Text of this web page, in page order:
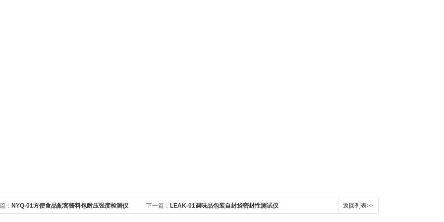
： NYQ-01方便食品配套酱料包耐压强度检测仪 下一篇： LEAK-01调味品包装自封袋密封性测试仪 返回列表>>